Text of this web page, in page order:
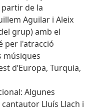
partir de la
Aguilar i Aleix
grup) amb el
per l'atracció
músiques
d’Europa, Turquia,
Algunes
Lluís Llach i